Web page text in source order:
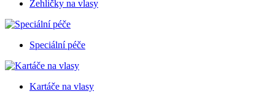
Žehličky na vlasy
Speciální péče
Kartáče na vlasy